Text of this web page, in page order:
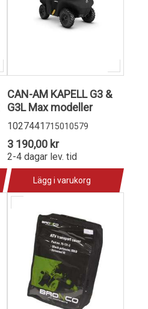
CAN-AM KAPELL G3 &
G3L Max modeller
1027441715010579
3 190,00 kr
2-4 dagar lev. tid
Lägg i varukorg